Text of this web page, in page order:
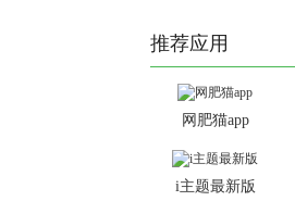
推荐应用
网肥猫app
i主题最新版